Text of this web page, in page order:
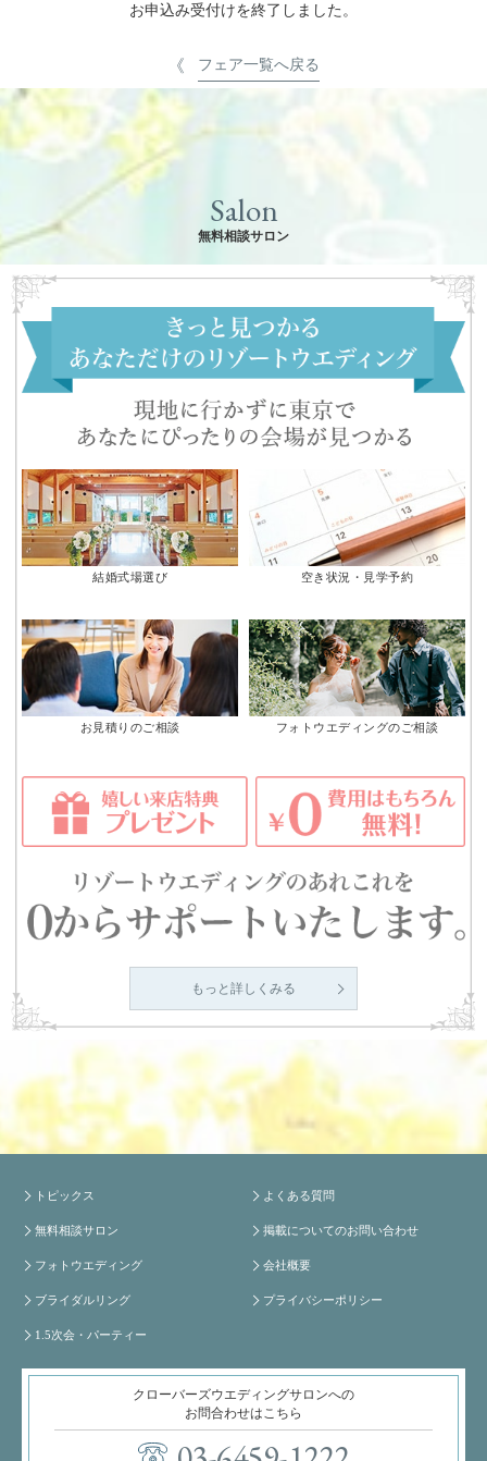
お申込み受付けを終了しました。
フェア一覧へ戻る
Salon
無料相談サロン
結婚式場選び 空き状況・見学予約
お見積りのご相談 フォトウエディングのご相談
もっと詳しくみる
トピックス
無料相談サロン
フォトウエディング
ブライダルリング
1.5次会・パーティー
よくある質問
掲載についてのお問い合わせ
会社概要
プライバシーポリシー
クローバーズウエディングサロンへの
お問合わせはこちら